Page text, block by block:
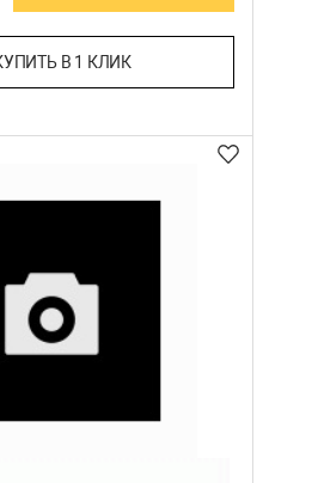
В 1 КЛИК